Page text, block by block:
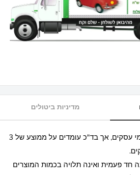
מדיניות ביטולים
* אנו מבטיחים עד כ 7 ימי עסקים, אך בד"כ עומדים על ממוצע של 3
חד פעמית ואינה תלויה בכמות המוצרים